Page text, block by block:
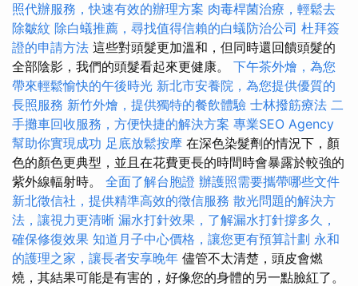
照代辦服務，快速有效的辦理方案 肉毒桿菌治療，輕鬆去
除皺紋 除白蟻推薦，尋找值得信賴的白蟻防治公司 杜拜簽
證的申請方法 這些對頭髮更加溫和，但同時還回饋頭髮的
全部陰影，我們的頭髮看起來更健康。 下午茶外燴，為您
帶來輕鬆愉快的午後時光 新北市安養院，為您提供優質的
長照服務 新竹外燴，提供獨特的餐飲體驗 士林撥筋療法 二
手攤車回收服務，方便快捷的解決方案 專業SEO Agency
幫助你實現成功 足底放鬆按摩 在深色染髮劑的情況下，顏
色的顏色更典型，並且在花費更長的時間時會暴露於較強的
紫外線輻射時。 全面了解台胞證 辦護照需要攜帶哪些文件
新北徵信社，提供精準高效的徵信服務 散光問題的解決方
法，讓視力更清晰 漏水打針效果，了解漏水打針撐多久，
確保修復效果 知道月子中心價格，讓您更有預算計劃 永和
的護理之家，讓長者安享晚年 儘管不太清楚，頭皮會燃
燒，其結果可能是有害的，好像您的身體的另一點臉紅了。